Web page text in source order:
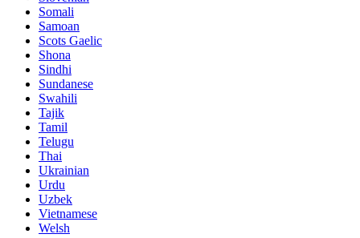
Somali
Samoan
Scots Gaelic
Shona
Sindhi
Sundanese
Swahili
Tajik
Tamil
Telugu
Thai
Ukrainian
Urdu
Uzbek
Vietnamese
Welsh